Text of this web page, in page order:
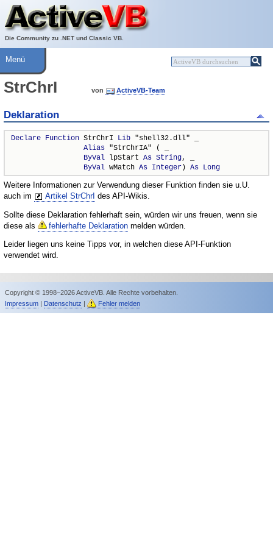
Die Community zu .NET und Classic VB.
Über ActiveVB
Hilfe
Menü
StrChrI von ActiveVB-Team
Deklaration
Declare Function StrChrI Lib "shell32.dll" _
Alias "StrChrIA" ( _
ByVal lpStart As String, _
ByVal wMatch As Integer) As Long
Weitere Informationen zur Verwendung dieser Funktion finden sie u.U.
auch im
Artikel StrChrI des API-Wikis.
Sollte diese Deklaration fehlerhaft sein, würden wir uns freuen, wenn sie
diese als
fehlerhafte Deklaration melden würden.
Leider liegen uns keine Tipps vor, in welchen diese API-Funktion
verwendet wird.
Copyright © 1998–2026 ActiveVB. Alle Rechte vorbehalten.
Impressum| Datenschutz | Fehler melden